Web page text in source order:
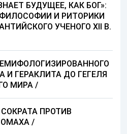
БУДУЩЕЕ, КАК БОГ»:
И РИТОРИКИ
УЧЕНОГО XII В.
И ГЕРАКЛИТА ДО ГЕГЕЛЯ
МИРА /
ПРОТИВ
/